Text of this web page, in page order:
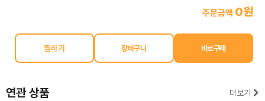
주문금액 0원
찜하기
연관 상품 더보기